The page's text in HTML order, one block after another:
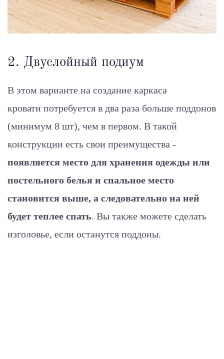
2. Двуслойный подиум
В этом варианте на создание каркаса
кровати потребуется в два раза больше поддонов
(минимум 8 шт), чем в первом. В такой
конструкции есть свои преимущества -
появляется место для хранения одежды или
постельного белья и спальное место
становится выше, а следовательно на ней
будет теплее спать. Вы также можете сделать
изголовье, если останутся поддоны.